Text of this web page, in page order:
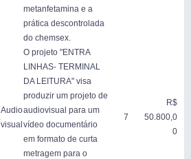
metanfetamina e a
prática descontrolada
do chemsex.
Audio
visual
O projeto "ENTRA
LINHAS- TERMINAL
DA LEITURA" visa
produzir um projeto de
audiovisual para um
vídeo documentário
em formato de curta
metragem para o
7
R$
50.800,0
0